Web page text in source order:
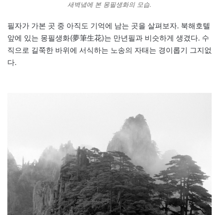
새벽녘에 본 몽필생화의 모습.
필자가 가본 곳 중 아직도 기억에 남는 곳을 살펴보자. 북해호텔
앞에 있는 몽필생화(夢筆生花)는 만년필과 비슷하게 생겼다. 수
직으로 길쭉한 바위에 서식하는 노송의 자태는 경이롭기 그지없
다.